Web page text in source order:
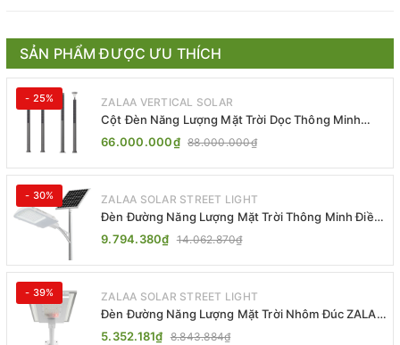
SẢN PHẨM ĐƯỢC ƯU THÍCH
- 25% ZALAA VERTICAL SOLAR
Cột Đèn Năng Lượng Mặt Trời Dọc Thông Minh
ZSR-YYDS-360 | ZALAA Jsc
66.000.000₫ 88.000.000₫
- 30% ZALAA SOLAR STREET LIGHT
Đèn Đường Năng Lượng Mặt Trời Thông Minh Điều
Khiển MPPT ZL-GMX01 ZALAA
9.794.380₫ 14.062.870₫
- 39% ZALAA SOLAR STREET LIGHT
Đèn Đường Năng Lượng Mặt Trời Nhôm Đúc ZALAA
ZL-BWH Cao Cấp IP65
5.352.181₫ 8.843.884₫